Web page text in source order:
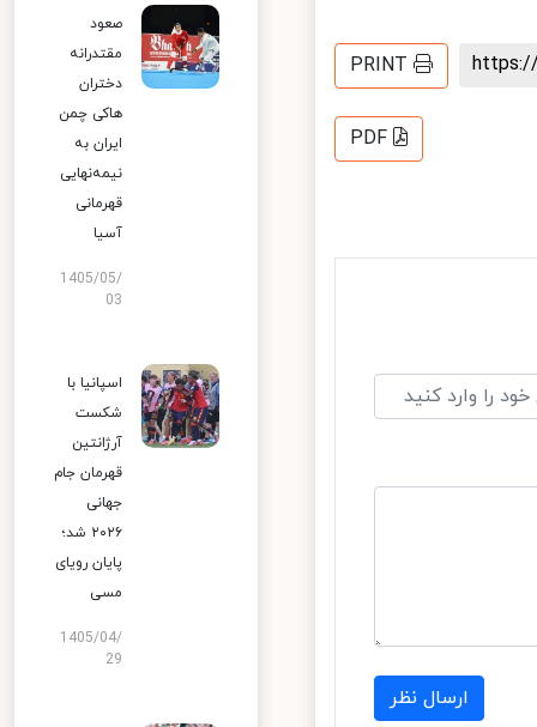
PRINT
PDF
ارسال نظر
صعود
مقتدرانه
دختران
هاکی چمن
ایران به
نیمه‌نهایی
قهرمانی
آسیا
1405/05/
03
اسپانیا با
شکست
آرژانتین
قهرمان جام
جهانی
۲۰۲۶ شد؛
پایان رویای
مسی
1405/04/
29